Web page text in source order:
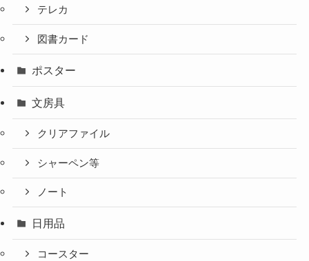
テレカ
図書カード
ポスター
文房具
クリアファイル
シャーペン等
ノート
日用品
コースター